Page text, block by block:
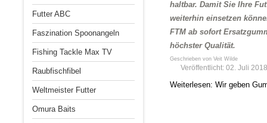
Futter ABC
Faszination Spoonangeln
Fishing Tackle Max TV
Raubfischfibel
Weltmeister Futter
Omura Baits
haltbar. Damit Sie Ihre
weiterhin einsetzen
FTM ab sofort
höchster Qualität.
Geschrieben von Veit Wilde
Veröffentlicht: 02. Juli 2018
Weiterlesen: Wir geben